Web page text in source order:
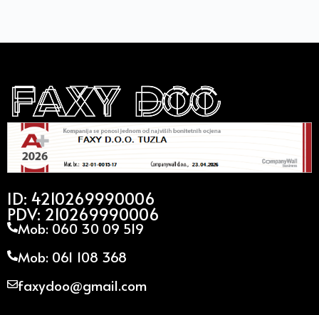
ID: 4210269990006
PDV: 210269990006
Mob: 060 30 09 519
Mob: 061 108 368
faxydoo@gmail.com